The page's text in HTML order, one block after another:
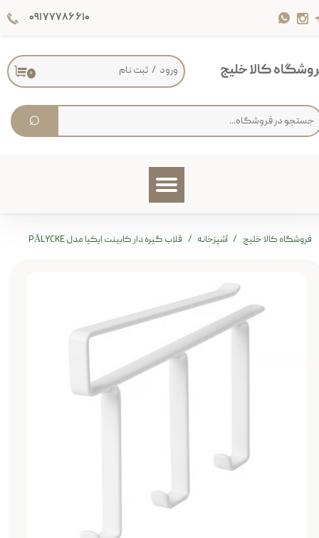
⌕
۰۹۱۷۷۷۸۶۶۱۰
۰ ورود / ثبت نام
تغییر گذر واژه
خروج از حساب کاربری
کالا خلیج
فروشگاه کالا خلیج آشپزخانه قلاب گیره دار کابینت ایکیا مدل PÅLYCKE